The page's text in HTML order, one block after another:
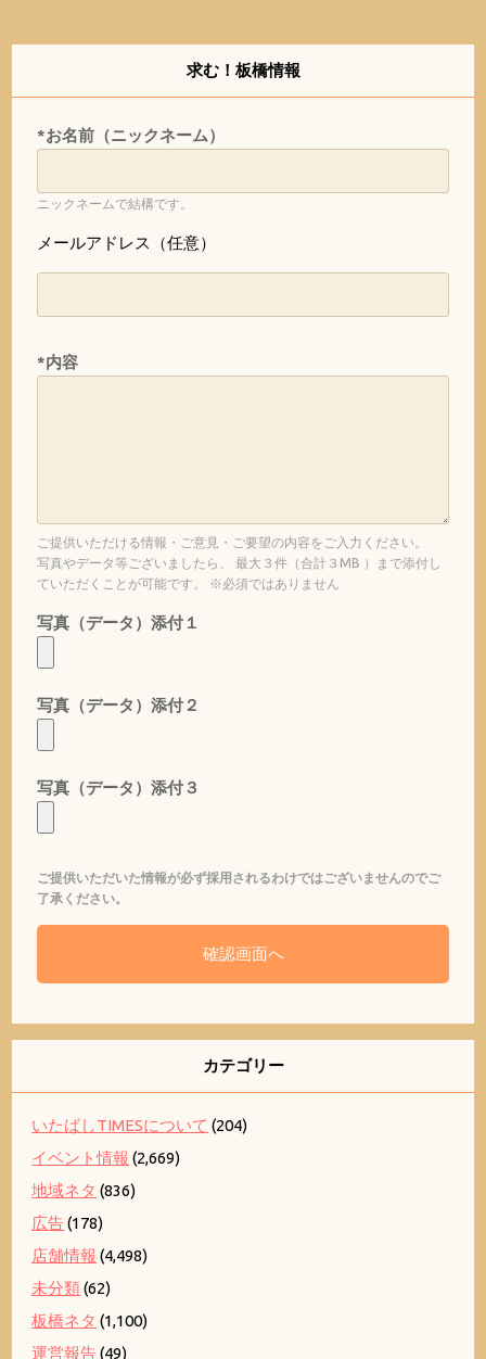
求む！板橋情報
*お名前（ニックネーム）
ニックネームで結構です。
メールアドレス（任意）
*内容
ご提供いただける情報・ご意見・ご要望の内容をご入力ください。
写真やデータ等ございましたら、 最大３件（合計３MB ）まで添付し
ていただくことが可能です。 ※必須ではありません
写真（データ）添付１
写真（データ）添付２
写真（データ）添付３
ご提供いただいた情報が必ず採用されるわけではございませんのでご
了承ください。
カテゴリー
いたばしTIMESについて (204)
イベント情報 (2,669)
地域ネタ (836)
広告(178)
店舗情報 (4,498)
未分類(62)
板橋ネタ (1,100)
運営報告(49)